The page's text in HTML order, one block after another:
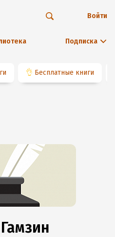
Подписка
Войти
👌 Бесплатные книги